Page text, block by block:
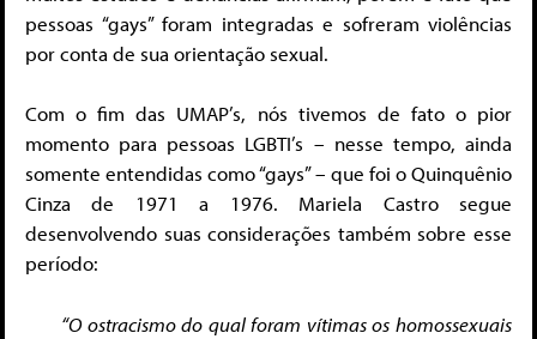
pessoas “gays” foram integradas e sofreram violências
por conta de sua orientação sexual.
Com o fim das UMAP’s, nós tivemos de fato o pior
momento para pessoas LGBTI’s – nesse tempo, ainda
somente entendidas como “gays” – que foi o Quinquênio
Cinza de 1971 a 1976. Mariela Castro segue
desenvolvendo suas considerações também sobre esse
período:
“O ostracismo do qual foram vítimas os homossexuais